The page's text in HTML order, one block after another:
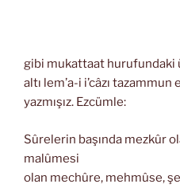
gibi mukattaat hurufundaki
altı lem’a-i i’câzı tazammun
yazmışız. Ezcümle:
Sûrelerin başında mezkûr
malûmesi
olan mechûre, mehmûse,